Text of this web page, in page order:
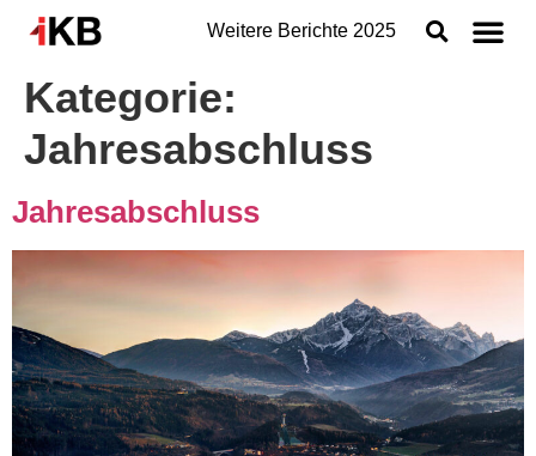
Weitere Berichte 2025
Nachhaltigkeit
Geschäftsbereiche der IKB
Organisation
Jahresabschluss
Konzern
Kategorie:
Jahresabschluss
Jahresabschluss